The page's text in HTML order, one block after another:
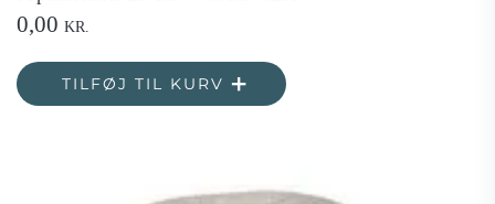
0,00 KR.
TILFØJ TIL KURV